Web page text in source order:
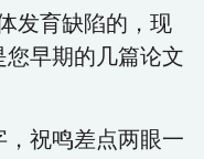
发育缺陷的，现
早期的几篇论文
祝鸣差点两眼一